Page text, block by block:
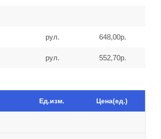
рул. 648,00р.
рул. 552,70р.
Ед.изм. Цена(ед.)